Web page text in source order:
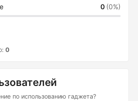
0 (0%)
0
по использованию гаджета?